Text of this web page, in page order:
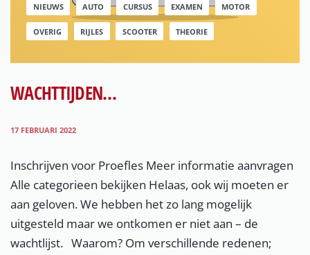
NIEUWS AUTO CURSUS EXAMEN MOTOR
OVERIG RIJLES SCOOTER THEORIE
WACHTTIJDEN…
17 FEBRUARI 2022
Inschrijven voor Proefles Meer informatie aanvragen
Alle categorieen bekijken Helaas, ook wij moeten er
aan geloven. We hebben het zo lang mogelijk
uitgesteld maar we ontkomen er niet aan – de
wachtlijst. Waarom? Om verschillende redenen;